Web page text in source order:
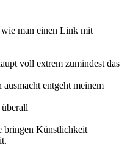
man einen Link mit
voll extrem zumindest das
entgeht meinem
bringen Künstlichkeit